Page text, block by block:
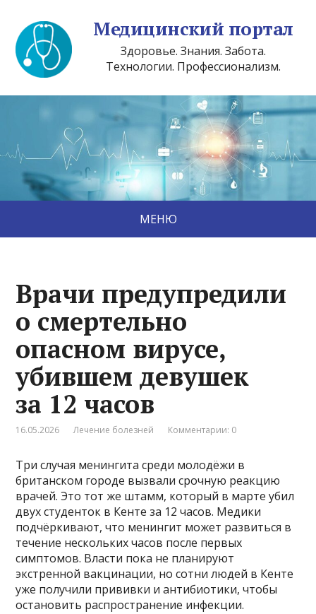
Медицинский портал
Здоровье. Знания. Забота.
Технологии. Профессионализм.
МЕНЮ
Врачи предупредили
о смертельно
опасном вирусе,
убившем девушек
за 12 часов
16.05.2026 Лечение болезней Комментарии: 0
Три случая менингита среди молодёжи в
британском городе вызвали срочную реакцию
врачей. Это тот же штамм, который в марте убил
двух студенток в Кенте за 12 часов. Медики
подчёркивают, что менингит может развиться в
течение нескольких часов после первых
симптомов. Власти пока не планируют
экстренной вакцинации, но сотни людей в Кенте
уже получили прививки и антибиотики, чтобы
остановить распространение инфекции.